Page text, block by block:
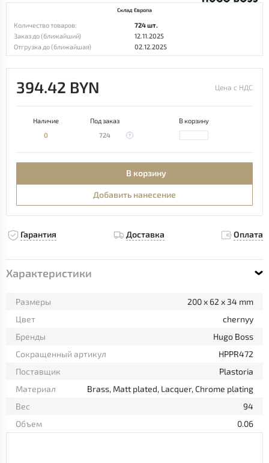
Склад Европа
Количество товаров:
724 шт.
Заказ до (ближайший)
12.11.2025
Отгрузка до (ближайшая)
02.12.2025
394.42 BYN Цена с НДС
Наличие Под заказ
В корзину
0
724
В корзину
Добавить нанесение
Гарантия Доставка Оплата
Характеристики
Размеры
200 x 62 x 34 mm
Цвет
chernyy
Бренды
Hugo Boss
Сокращенный артикул
HPPR472
Поставщик
Plastoria
Материал
Brass, Matt plated, Lacquer, Chrome plating
Вес
94
Объем
0.06